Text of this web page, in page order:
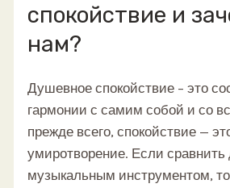
спокойствие и
нам?
Душевное спокойствие – это
гармонии с самим собой и со
прежде всего, спокойствие —
умиротворение. Если
музыкальным инструментом,